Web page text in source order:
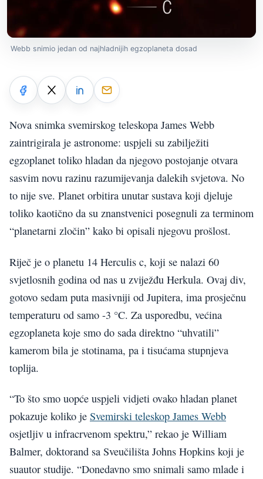
Webb snimio jedan od najhladnijih egzoplaneta dosad
Nova snimka svemirskog teleskopa James Webb
zaintrigirala je astronome: uspjeli su zabilježiti
egzoplanet toliko hladan da njegovo postojanje otvara
sasvim novu razinu razumijevanja dalekih svjetova. No
to nije sve. Planet orbitira unutar sustava koji djeluje
toliko kaotično da su znanstvenici posegnuli za terminom
“planetarni zločin” kako bi opisali njegovu prošlost.
Riječ je o planetu 14 Herculis c, koji se nalazi 60
svjetlosnih godina od nas u zviježđu Herkula. Ovaj div,
gotovo sedam puta masivniji od Jupitera, ima prosječnu
temperaturu od samo -3 °C. Za usporedbu, većina
egzoplaneta koje smo do sada direktno “uhvatili”
kamerom bila je stotinama, pa i tisućama stupnjeva
toplija.
“To što smo uopće uspjeli vidjeti ovako hladan planet
pokazuje koliko je Svemirski teleskop James Webb
osjetljiv u infracrvenom spektru,” rekao je William
Balmer, doktorand sa Sveučilišta Johns Hopkins koji je
suautor studije. “Donedavno smo snimali samo mlade i